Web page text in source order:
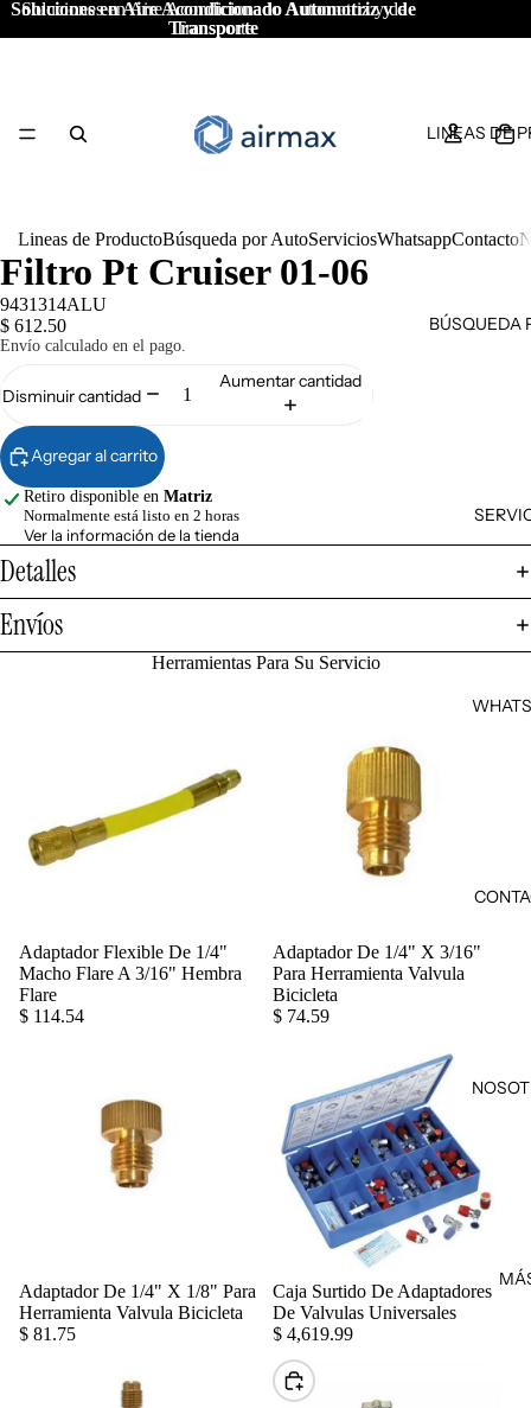
Soluciones en Aire Acondicionado Automotriz y de
Transporte
Soluciones en Aire Acondicionado Automotriz y de
Transporte
LINEAS DE
BÚSQUEDA
Lineas de ProductoBúsqueda por AutoServiciosWhatsappContacto
Filtro Pt Cruiser 01-06
9431314ALU
$ 612.50
Envío calculado en el pago.
Disminuir cantidad
Aumentar cantidad
Agregar al carrito
Retiro disponible en Matriz
Normalmente está listo en 2 horas
Ver la información de la tienda
Detalles
Envíos
Herramientas Para Su Servicio
Agregar
Adaptador Flexible De 1/4"
Macho Flare A 3/16" Hembra
Flare
$ 114.54
Adaptador De 1/4" X 3/16"
Para Herramienta Valvula
Bicicleta
$ 74.59
Agregar
Adaptador De 1/4" X 1/8" Para
Herramienta Valvula Bicicleta
$ 81.75
Caja Surtido De Adaptadores
De Valvulas Universales
$ 4,619.99
Elegir